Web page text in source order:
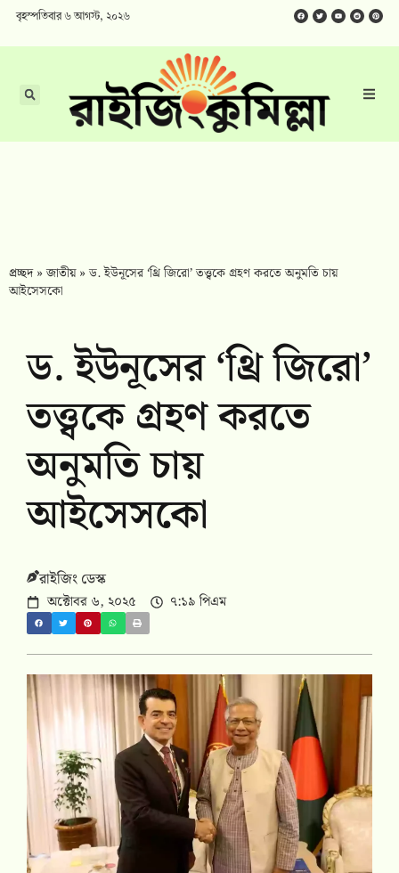
বৃহস্পতিবার ৬ আগস্ট, ২০২৬
প্রচ্ছদ»জাতীয়»ড. ইউনূসের ‘থ্রি জিরো’ তত্ত্বকে গ্রহণ করতে অনুমতি চায়
আইসেসকো
ড. ইউনূসের ‘থ্রি জিরো’
তত্ত্বকে গ্রহণ করতে
অনুমতি চায়
আইসেসকো
রাইজিং ডেস্ক
অক্টোবর ৬, ২০২৫ ৭:১৯ পিএম